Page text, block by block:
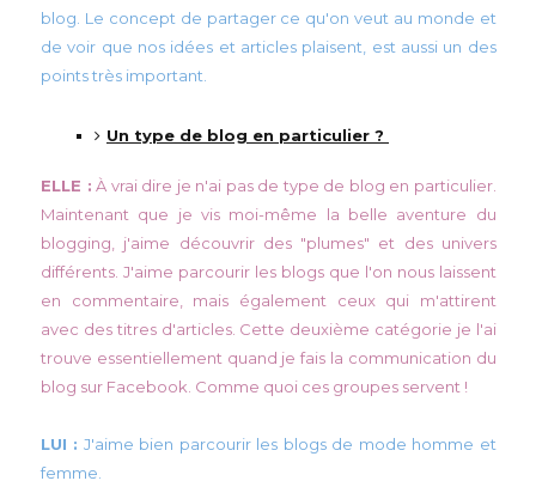
blog. Le concept de partager ce qu'on veut au monde et
de voir que nos idées et articles plaisent, est aussi un des
points très important.
Un type de blog en particulier ?
ELLE : À vrai dire je n'ai pas de type de blog en particulier.
Maintenant que je vis moi-même la belle aventure du
blogging, j'aime découvrir des "plumes" et des univers
différents. J'aime parcourir les blogs que l'on nous laissent
en commentaire, mais également ceux qui m'attirent
avec des titres d'articles. Cette deuxième catégorie je l'ai
trouve essentiellement quand je fais la communication du
blog sur Facebook. Comme quoi ces groupes servent !
LUI : J'aime bien parcourir les blogs de mode homme et
femme